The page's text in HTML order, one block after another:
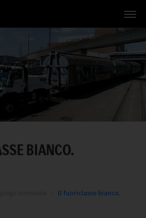
BIANCO.
Il fuoriclasse bianco.